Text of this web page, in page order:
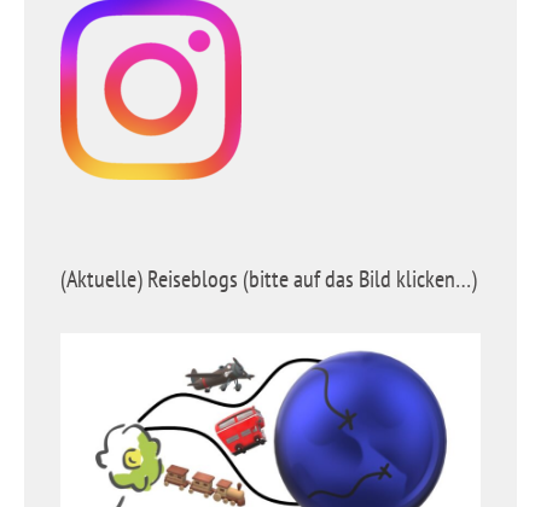
(Aktuelle) Reiseblogs (bitte auf das Bild klicken…)